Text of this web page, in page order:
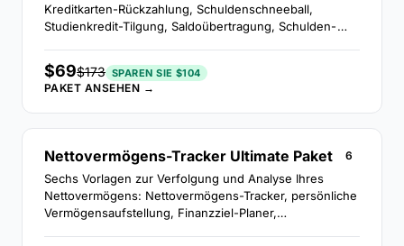
Kreditkarten-Rückzahlung, Schuldenschneeball,
Studienkredit-Tilgung, Saldoübertragung, Schulden-
$69$173 SPAREN SIE $104
PAKET ANSEHEN →
Nettovermögens-Tracker Ultimate Paket 6
Sechs Vorlagen zur Verfolgung und Analyse Ihres
Nettovermögens: Nettovermögens-Tracker, persönliche
Vermögensaufstellung, Finanzziel-Planer,